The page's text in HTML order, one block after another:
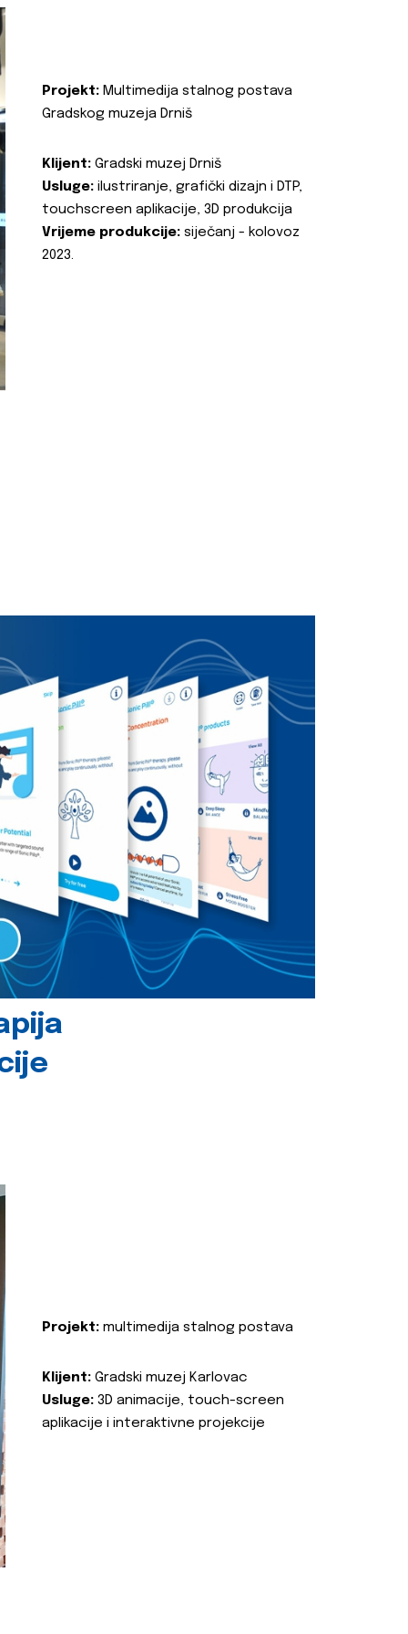
Projekt: Multimedija stalnog postava
Gradskog muzeja Drniš
Klijent: Gradski muzej Drniš
Usluge: ilustriranje, grafički dizajn i DTP,
touchscreen aplikacije, 3D produkcija
Vrijeme produkcije: siječanj - kolovoz
2023.
Projekt: multimedija stalnog postava
Klijent: Gradski muzej Karlovac
Usluge: 3D animacije, touch-screen
aplikacije i interaktivne projekcije